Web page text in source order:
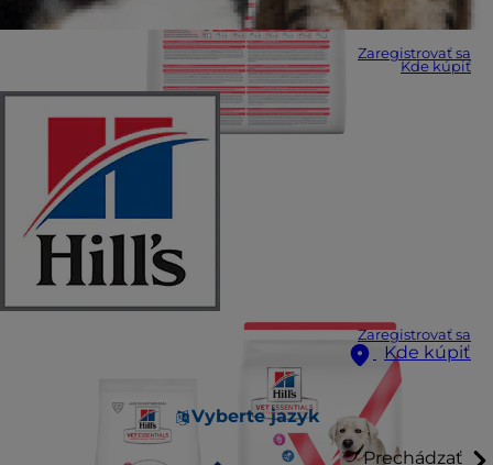
Zaregistrovať sa
Kde kúpiť
Zaregistrovať sa
Kde kúpiť
Vyberte jazyk
Prechádzať